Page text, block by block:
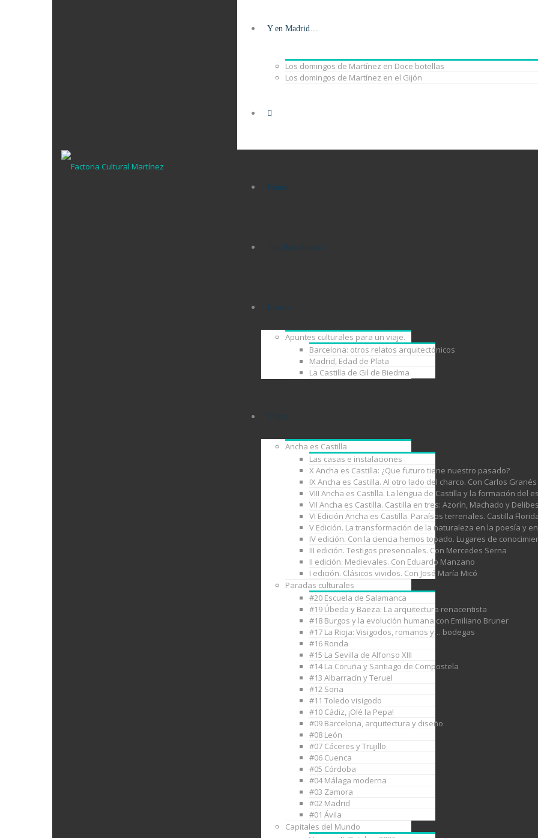
Y en Madrid…
Los domingos de Martínez en Doce botellas
Los domingos de Martínez en el Gijón
Home
The Barcelonian
Libros
Apuntes culturales para un viaje.
Barcelona: otros relatos arquitectónicos
Madrid, Edad de Plata
La Castilla de Gil de Biedma
Viajes
Ancha es Castilla
Las casas e instalaciones
X Ancha es Castilla: ¿Que futuro tiene nuestro pasado?
IX Ancha es Castilla. Al otro lado del charco. Con Carlos Granés
VIII Ancha es Castilla. La lengua de Castilla y la formación del
VII Ancha es Castilla. Castilla en tres: Azorín, Machado y
VI Edición Ancha es Castilla. Paraísos terrenales. Castilla
V Edición. La transformación de la naturaleza en la poesía y
IV edición. Con la ciencia hemos topado. Lugares de
III edición. Testigos presenciales. Con Mercedes Serna
II edición. Medievales. Con Eduardo Manzano
I edición. Clásicos vividos. Con José María Micó
Paradas culturales
#20 Escuela de Salamanca
#19 Úbeda y Baeza: La arquitectura renacentista
#18 Burgos y la evolución humana con Emiliano Bruner
#17 La Rioja: Visigodos, romanos y… bodegas
#16 Ronda
#15 La Sevilla de Alfonso XIII
#14 La Coruña y Santiago de Compostela
#13 Albarracín y Teruel
#12 Soria
#11 Toledo visigodo
#10 Cádiz, ¡Olé la Pepa!
#09 Barcelona, arquitectura y diseño
#08 León
#07 Cáceres y Trujillo
#06 Cuenca
#05 Córdoba
#04 Málaga moderna
#03 Zamora
#02 Madrid
#01 Ávila
Capitales del Mundo